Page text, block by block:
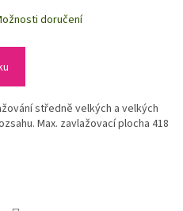
doručení
středně velkých a velkých
Max. zavlažovací plocha 418